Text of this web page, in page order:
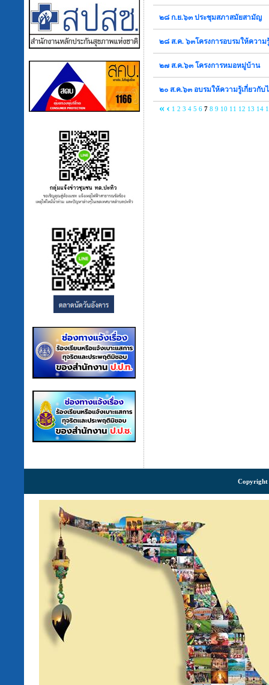
๒๘ ก.ย.๖๓ ประชุมสภาสมัยสามัญ
๒๘ ส.ค. ๖๓โครงการอบรมให้ควา
๒๗ ส.ค.๖๓ โครงการหมอหมู่บ้าน
๒๐ ส.ค.๖๓ อบรมให้ความรู้เกี่ยวกับ
« ‹ 1 2 3 4 5 6 7 8 9 10 11 12 13 14
Copyright